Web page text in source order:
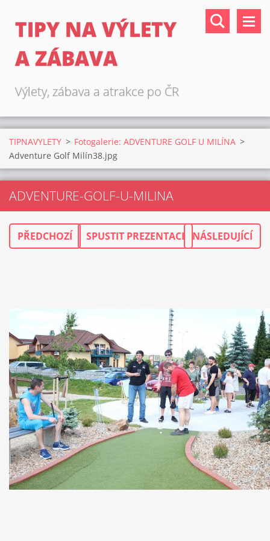
TIPY NA VÝLETY
A ZÁBAVA
Výlety, zábava a atrakce po ČR
TIPNAVYLETY > Fotogalerie: ADVENTURE GOLF U MILÍNA >
Adventure Golf Milín38.jpg
ADVENTURE-GOLF-U-MILINA
PŘEDCHOZÍ SPUSTIT PREZENTACI NÁSLEDUJÍCÍ